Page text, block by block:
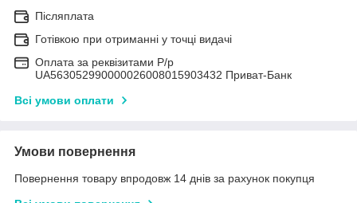
Післяплата
Готівкою при отриманні у точці видачі
Оплата за реквізитами Р/р
UA563052990000026008015903432 Приват-Банк
Всі умови оплати
Умови повернення
Повернення товару впродовж 14 днів за рахунок покупця